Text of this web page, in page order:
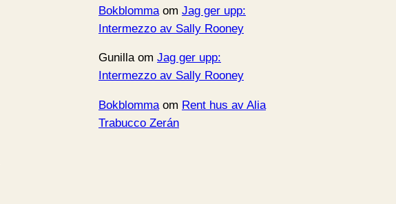
Bokblomma om Jag ger upp:
Intermezzo av Sally Rooney
Gunillaom Jag ger upp:
Intermezzo av Sally Rooney
Bokblommaom Rent hus av Alia
Trabucco Zerán